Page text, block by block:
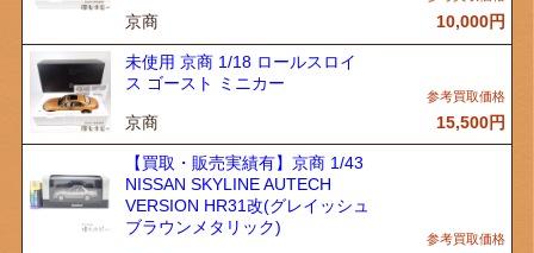
京商 10,000円
未使用 京商 1/18 ロールスロイ
ス ゴースト ミニカー
京商 15,500円
【買取・販売実績有】京商 1/43
NISSAN SKYLINE AUTECH
VERSION HR31改(グレイッシュ
ブラウンメタリック)